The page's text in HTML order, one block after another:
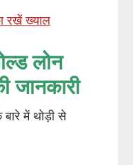
रखें ख्याल
लोन
जानकारी
में थोड़ी से